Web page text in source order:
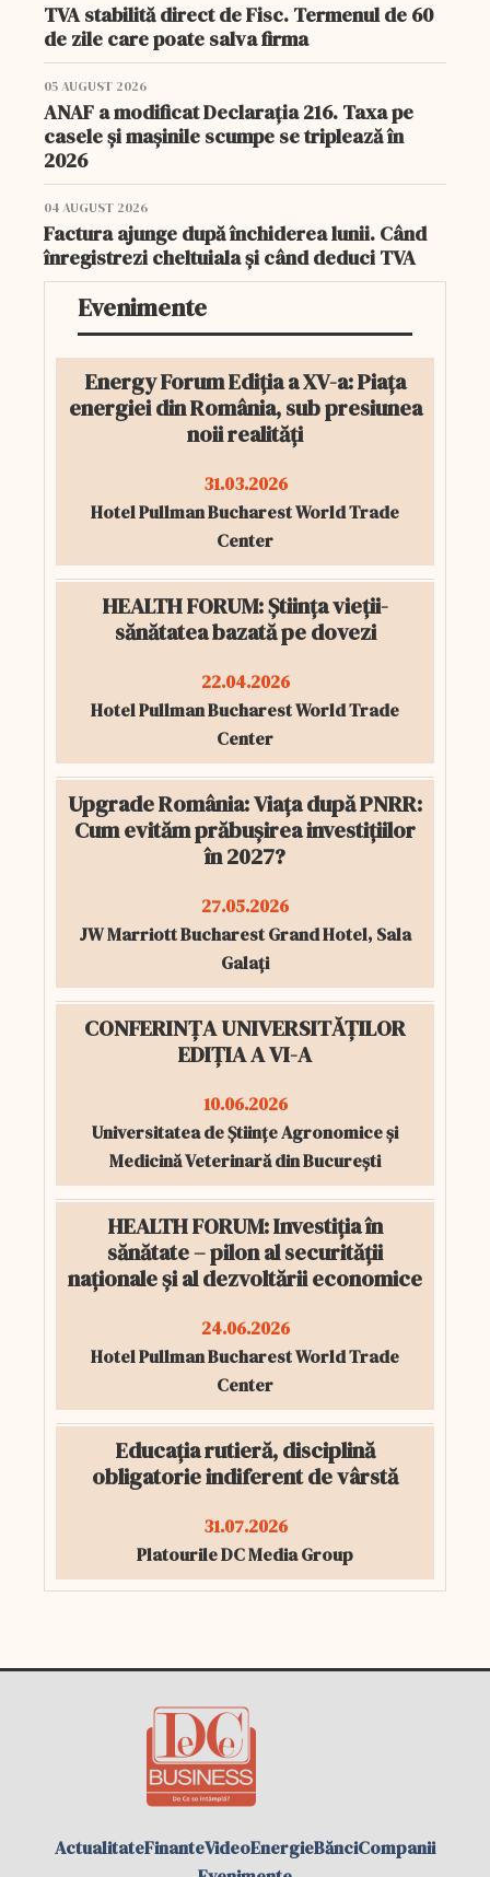
TVA stabilită direct de Fisc. Termenul de 60
de zile care poate salva firma
05 AUGUST 2026
ANAF a modificat Declarația 216. Taxa pe
casele și mașinile scumpe se triplează în
2026
04 AUGUST 2026
Factura ajunge după închiderea lunii. Când
înregistrezi cheltuiala și când deduci TVA
Evenimente
Energy Forum Ediția a XV-a: Piața
energiei din România, sub presiunea
noii realități
31.03.2026
Hotel Pullman Bucharest World Trade
Center
HEALTH FORUM: Știința vieții-
sănătatea bazată pe dovezi
22.04.2026
Hotel Pullman Bucharest World Trade
Center
Upgrade România: Viața după PNRR:
Cum evităm prăbușirea investițiilor
în 2027?
27.05.2026
JW Marriott Bucharest Grand Hotel, Sala
Galați
CONFERINȚA UNIVERSITĂȚILOR
EDIȚIA A VI-A
10.06.2026
Universitatea de Științe Agronomice și
Medicină Veterinară din București
HEALTH FORUM: Investiția în
sănătate – pilon al securității
naționale și al dezvoltării economice
24.06.2026
Hotel Pullman Bucharest World Trade
Center
Educația rutieră, disciplină
obligatorie indiferent de vârstă
31.07.2026
Platourile DC Media Group
ActualitateFinanteVideoEnergieBănciCompanii